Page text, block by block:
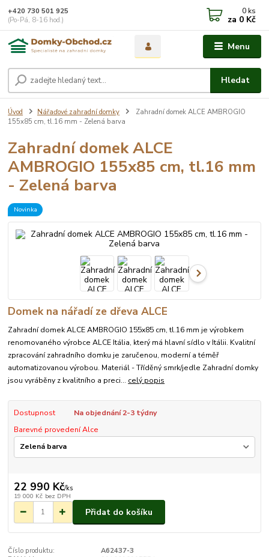
Menu
Hledat
+420 730 501 925
(Po-Pá, 8-16 hod.)
0 ks
za 0 Kč
Úvod Nářaďové zahradní domky
Zahradní domek ALCE AMBROGIO
155x85 cm, tl.16 mm - Zelená barva
Zahradní domek ALCE
AMBROGIO 155x85 cm, tl.16 mm
- Zelená barva
Novinka
Domek na nářadí ze dřeva ALCE
Zahradní domek ALCE AMBROGIO 155x85 cm, tl.16 mm je výrobkem
renomovaného výrobce ALCE Itália, který má hlavní sídlo v Itálii. Kvalitní
zpracování zahradního domku je zaručenou, moderní a téměř
automatizovanou výrobou. Materiál - Tříděný smrk/jedle Zahradní domky
jsou vyráběny z kvalitního a preci... celý popis
Dostupnost
Na objednání 2-3 týdny
Barevné provedení Alce
22 990 Kč/ks
19 000 Kč bez DPH
Přidat do košíku
Číslo produktu:
A62437-3